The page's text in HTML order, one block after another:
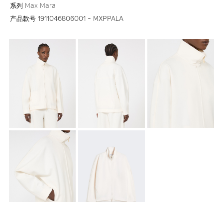
系列 Max Mara
产品款号 1911046806001 - MXPPALA